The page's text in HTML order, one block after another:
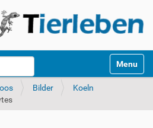
Toggle
Bilder
Koeln